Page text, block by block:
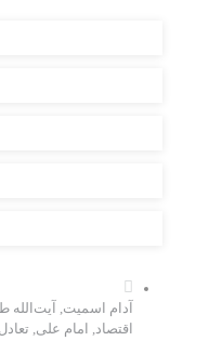
آدام اسمیت, آیت‌الله
اقتصاد, امام علی,